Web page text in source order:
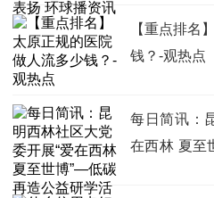
【重点排名
钱？-观热点
每日简讯：
在西林 夏至